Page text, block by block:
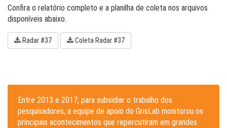
Confira o relatório completo e a planilha de coleta nos arquivos
disponíveis abaixo.
Radar #37 Coleta Radar #37
Entre 2013 e 2017, para subsidiar o trabalho dos
pesquisadores, a equipe de apoio do GrisLab monitorou os
principais acontecimentos que repercutiram em grandes